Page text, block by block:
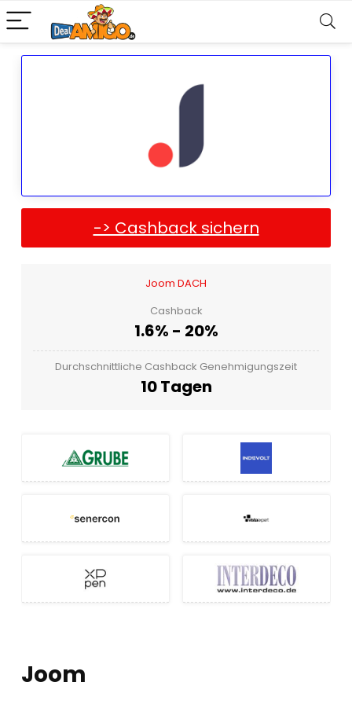
-> Cashback sichern
Joom DACH
Cashback
1.6% - 20%
Durchschnittliche Cashback Genehmigungszeit
10 Tagen
Joom